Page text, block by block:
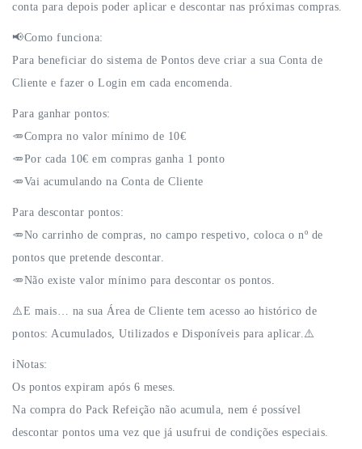
conta para depois poder aplicar e descontar nas próximas compras.
📢Como funciona:
Para beneficiar do sistema de Pontos deve criar a sua Conta de
Cliente e fazer o Login em cada encomenda.
Para ganhar pontos:
🥕Compra no valor mínimo de 10€
🥕Por cada 10€ em compras ganha 1 ponto
🥕Vai acumulando na Conta de Cliente
Para descontar pontos:
🥕No carrinho de compras, no campo respetivo, coloca o nº de
pontos que pretende descontar.
🥕Não existe valor mínimo para descontar os pontos.
⚠️E mais… na sua Área de Cliente tem acesso ao histórico de
pontos: Acumulados, Utilizados e Disponíveis para aplicar.⚠️
ℹ️Notas:
Os pontos expiram após 6 meses.
Na compra do Pack Refeição não acumula, nem é possível
descontar pontos uma vez que já usufrui de condições especiais.